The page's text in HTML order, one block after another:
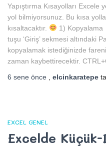
Yapıştırma Kısayolları Excele
yol bilmiyorsunuz. Bu kısa
kısaltacaktır.
1) Kopyalama
tuşu ‘Giriş’ sekmesi altındaki
kopyalamak istediğinizde
zaman kaybettirecektir.
6 sene önce elcinkaratepe
EXCEL GENEL
Excelde